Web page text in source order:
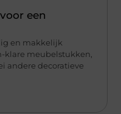
een
en makkelijk
meubelstukken,
andere decoratieve